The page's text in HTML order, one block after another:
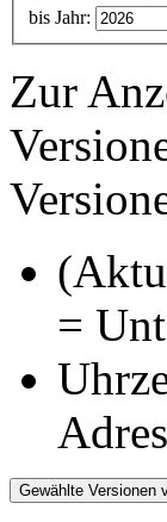
bis Jahr:
Zur
=